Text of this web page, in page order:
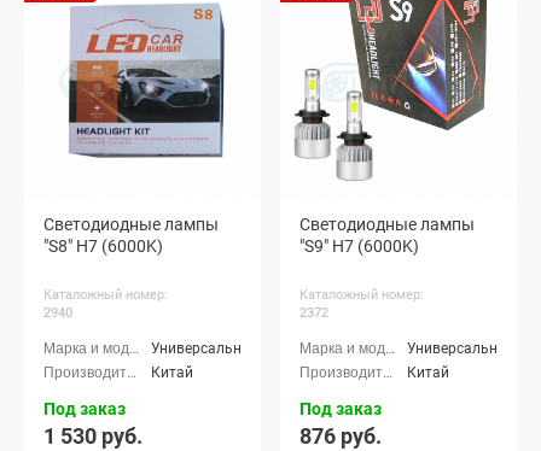
Светодиодные лампы
"S8" H7 (6000K)
Каталожный номер:
2940
Универсальные
Китай
Под заказ
1 530 руб.
Светодиодные лампы
"S9" H7 (6000K)
Каталожный номер:
2372
Универсальные
Китай
Под заказ
876 руб.